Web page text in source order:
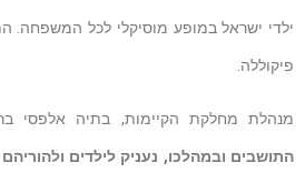
ילדי ישראל במופע מוסיקלי לכל המשפחה.
פיקוללה.
מנהלת מחלקת הקיימות, בתיה אלפסי
התושבים ובמהלכו, נעניק לילדים